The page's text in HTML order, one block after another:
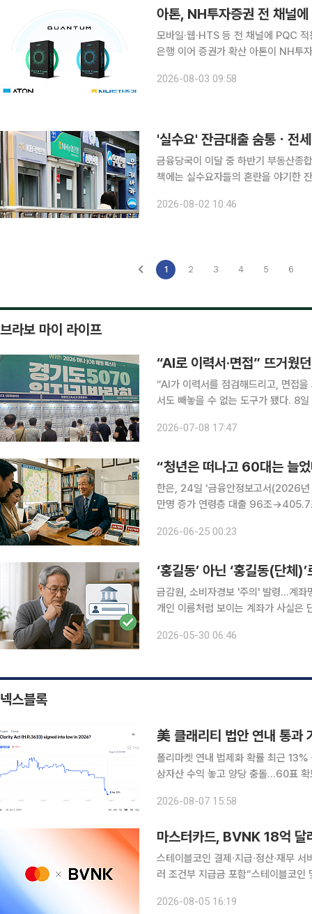
아톤, NH투자증권 전 채널에
모바일·웹·HTS 등 전 채널에 PQC
은행 이어 증권가 확산 아톤이 NH투자증권과 양자내성암호(PQC) 기반 서버저장형 인증 솔루션 공
트레이딩시스템(MTS), 웹트레이딩
2026-08-03 09:58
'실수요' 잔금대출 숨통ㆍ전
금융당국이 이달 중 하반기 부동산종
책에는 실수요자들의 혼란을 야기한
2026-08-02 10:46
1 2 3 4 5 6
브라보 마이 라이프
“AI로 이력서·면접” 뜨거웠
“AI가 이력서를 점검해드리고, 면접
서도 빼놓을 수 없는 도구가 됐다. 8일 경기도 수원시 팔달구 수원메쎄에서 열린 ‘2026년 경기도
방문해 재취업을 향한 높은 관심을 보
2026-07-08 17:47
“청년은 떠나고 60대는 늘
한은, 24일 ‘금융안정보고서(2026
만명 증가 연령층 대출 96조→405.7조원…자영업
자영업자는 크게 늘면서 금융부채 부
2026-06-25 00:23
‘홍길동’ 아닌 ‘홍길동(단체
금감원, 소비자경보 '주의' 발령…계좌
개인 이름처럼 보이는 계좌가 사실은
2026-05-30 06:46
넥스블록
美 클래리티 법안 연내 통
폴리마켓 연내 법제화 확률 최근
상자산 수익 놓고 양당 충돌…60표 확
이 예측시장에서 13% 근방에 머물고
2026-08-07 15:58
마스터카드, BVNK 18억 달
스테이블코인 결제∙지급∙정산∙재무 서비스로 확대 블록체인 기반 결제 사
러 조건부 지급금 포함“스테이블코인 및 토큰화 자산 활
시각) 글로벌 카드사 마스터카드가 스
2026-08-05 16:19